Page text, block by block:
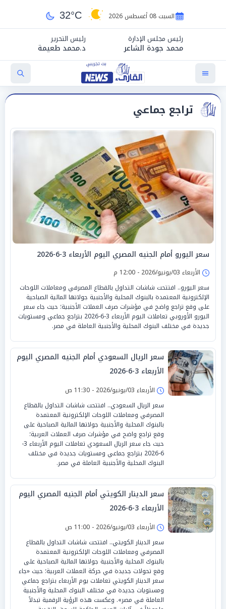
السبت 08 أغسطس 2026 32°C
رئيس مجلس الإدارة
محمد جودة الشاعر
رئيس التحرير
د.محمد طعيمة
تراجع جماعي
سعر اليورو أمام الجنيه المصري اليوم الأربعاء 3-6-2026
الأربعاء 03/يونيو/2026 - 12:00 م
سعر اليورو.. افتتحت شاشات التداول بالقطاع المصرفي ومعاملات اللوحات
الإلكترونية المعتمدة بالبنوك المحلية والأجنبية جولاتها المالية الصباحية
على وقع تراجع واضح في مؤشرات صرف العملات الأجنبية؛ حيث جاء سعر
اليورو الأوروبي تعاملات اليوم الأربعاء 3-6-2026 بتراجع جماعي ومستويات
جديدة في مختلف البنوك المحلية والأجنبية العاملة في مصر.
سعر الريال السعودي أمام الجنيه المصري اليوم
الأربعاء 3-6-2026
الأربعاء 03/يونيو/2026 - 11:30 ص
سعر الريال السعودي.. افتتحت شاشات التداول بالقطاع
المصرفي ومعاملات اللوحات الإلكترونية المعتمدة
بالبنوك المحلية والأجنبية جولاتها المالية الصباحية على
وقع تراجع واضح في مؤشرات صرف العملات العربية؛
حيث جاء سعر الريال السعودي تعاملات اليوم الأربعاء 3-
6-2026 بتراجع جماعي ومستويات جديدة في مختلف
البنوك المحلية والأجنبية العاملة في مصر.
سعر الدينار الكويتي أمام الجنيه المصري اليوم
الأربعاء 3-6-2026
الأربعاء 03/يونيو/2026 - 11:00 ص
سعر الدينار الكويتي.. افتتحت شاشات التداول بالقطاع
المصرفي ومعاملات اللوحات الإلكترونية المعتمدة
بالبنوك المحلية والأجنبية جولاتها المالية الصباحية على
وقع تحولات جديدة في حركة العملات العربية؛ حيث «جاء
سعر الدينار الكويتي تعاملات يوم الأربعاء بتراجع جماعي
ومستويات جديدة في مختلف البنوك المحلية والأجنبية
العاملة في مصر». وعكست هذه الرؤية الرقمية تبدلاً